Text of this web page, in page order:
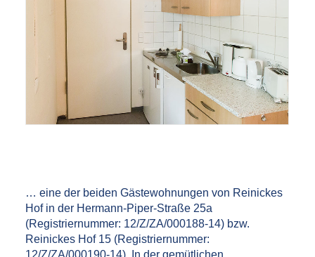
… eine der beiden Gästewohnungen von Reinickes
Hof in der Hermann-Piper-Straße 25a
(Registriernummer: 12/Z/ZA/000188-14) bzw.
Reinickes Hof 15 (Registriernummer:
12/Z/ZA/000190-14). In der gemütlichen